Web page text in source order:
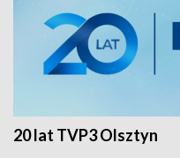
20 lat TVP3 Olsztyn